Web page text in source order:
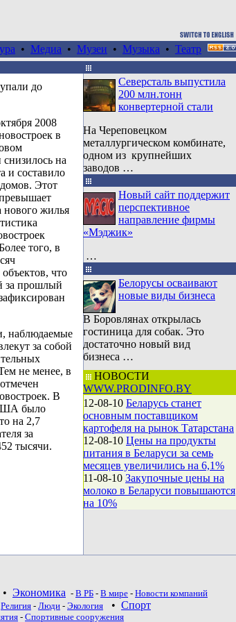
• Медиа • Музеи • Музыка • Театр
до
2008
в
на
и составило
Этот
нового жилья
того, в
что
за прошлый
наблюдаемые
за собой
не менее, в
В
США было
на 2,7
за
тысячи.
Северсталь выпустила
200 млн.тонн
конвертерной стали
На Череповецком
металлургическом комбинате,
одном из крупнейших
заводов …
Новый сайт поддержит
перспективное
направление фирмы
«Мэджик»
…
Белорусы осваивают
новые виды бизнеса
В Боровлянах открылась
гостиница для собак. Это
достаточно новый вид
бизнеса …
НОВОСТИ
WWW.PRODINFO.BY
12-08-10 Беларусь станет
основным поставщиком
картофеля на рынок Татарстана
12-08-10 Цены на продукты
питания в Беларуси за семь
месяцев увеличились на 6,1%
11-08-10 Закупочные цены на
молоко в Беларуси повышаются
на 10%
• Экономика - В РБ - В мире - Новости компаний
Религия - Люди - Экология • Спорт
- Спортивные сооружения